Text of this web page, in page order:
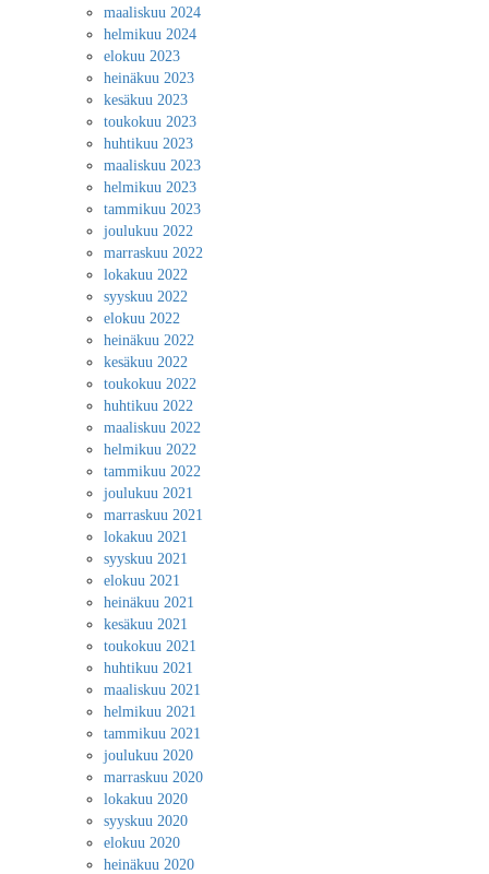
maaliskuu 2024
helmikuu 2024
elokuu 2023
heinäkuu 2023
kesäkuu 2023
toukokuu 2023
huhtikuu 2023
maaliskuu 2023
helmikuu 2023
tammikuu 2023
joulukuu 2022
marraskuu 2022
lokakuu 2022
syyskuu 2022
elokuu 2022
heinäkuu 2022
kesäkuu 2022
toukokuu 2022
huhtikuu 2022
maaliskuu 2022
helmikuu 2022
tammikuu 2022
joulukuu 2021
marraskuu 2021
lokakuu 2021
syyskuu 2021
elokuu 2021
heinäkuu 2021
kesäkuu 2021
toukokuu 2021
huhtikuu 2021
maaliskuu 2021
helmikuu 2021
tammikuu 2021
joulukuu 2020
marraskuu 2020
lokakuu 2020
syyskuu 2020
elokuu 2020
heinäkuu 2020